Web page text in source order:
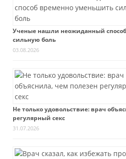
Ученые нашли неожиданный
сильную боль
03.08.2026
Не только удовольствие: врач
регулярный секс
31.07.2026